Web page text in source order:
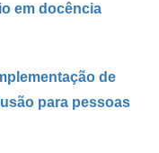
em docência
de
para pessoas